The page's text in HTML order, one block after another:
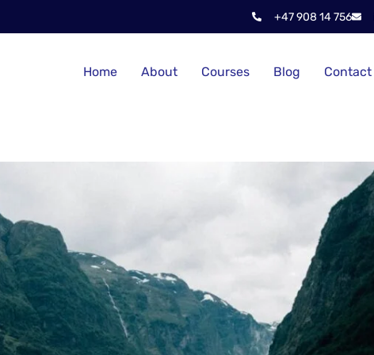
+47 908 14 756
Home About Courses Blog Contact